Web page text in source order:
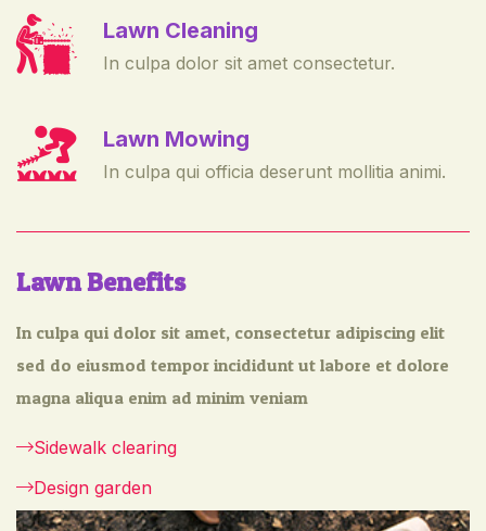
Lawn Cleaning
In culpa dolor sit amet consectetur.
Lawn Mowing
In culpa qui officia deserunt mollitia animi.
Lawn Benefits
In culpa qui dolor sit amet, consectetur adipiscing elit
sed do eiusmod tempor incididunt ut labore et dolore
magna aliqua enim ad minim veniam
Sidewalk clearing
Design garden